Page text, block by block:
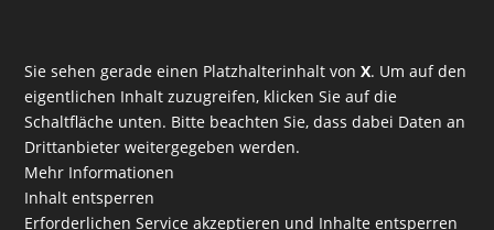
Sie sehen gerade einen Platzhalterinhalt vonX. Um auf den
eigentlichen Inhalt zuzugreifen, klicken Sie auf die
Schaltfläche unten. Bitte beachten Sie, dass dabei Daten an
Drittanbieter weitergegeben werden.
Mehr Informationen
Inhalt entsperren
Erforderlichen Service akzeptieren und Inhalte entsperren